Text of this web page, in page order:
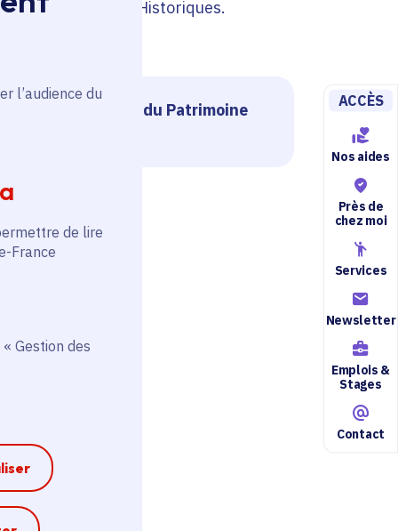
l’audience du
de lire
France
Gestion des
ACCÈS
Nos aides
Près de
chez moi
Services
Newsletter
Emplois &
Stages
Contact
des Monuments Historiques.
bénéficié du loto du Patrimoine